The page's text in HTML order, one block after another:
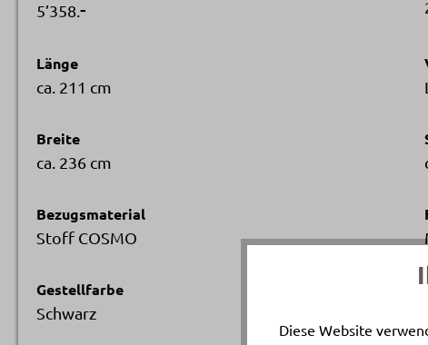
5’358.-
Länge
ca. 211 cm
Breite
ca. 236 cm
Bezugsmaterial
Stoff COSMO
Gestellfarbe
Schwarz
Diese Website